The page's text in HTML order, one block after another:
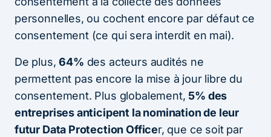
personnelles, ou cochent encore par défaut ce
consentement (ce qui sera interdit en mai).
De plus,64% des acteurs audités ne
permettent pas encore la mise à jour libre du
consentement. Plus globalement, 5% des
entreprises anticipent la nomination de leur
futur Data Protection Officer, que ce soit par